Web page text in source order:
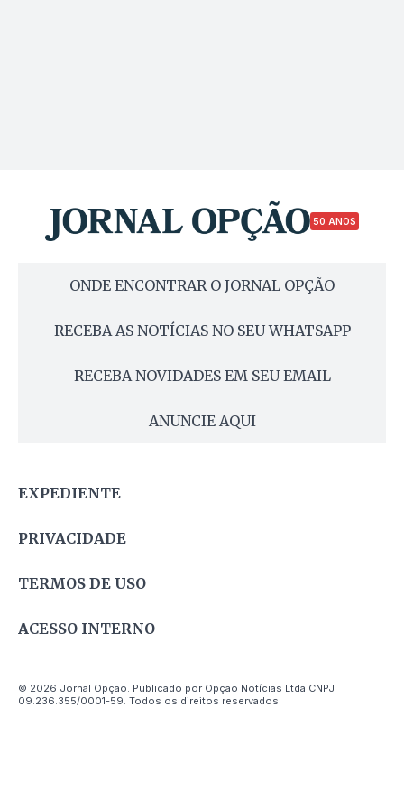
50 ANOS
ONDE ENCONTRAR O JORNAL OPÇÃO
RECEBA AS NOTÍCIAS NO SEU WHATSAPP
RECEBA NOVIDADES EM SEU EMAIL
ANUNCIE AQUI
EXPEDIENTE
PRIVACIDADE
TERMOS DE USO
ACESSO INTERNO
© 2026 Jornal Opção. Publicado por Opção Notícias Ltda CNPJ
09.236.355/0001-59. Todos os direitos reservados.